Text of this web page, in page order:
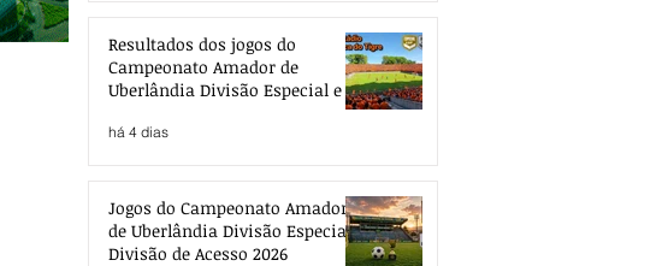
Resultados dos jogos do
Campeonato Amador de
Uberlândia Divisão Especial e de
há 4 dias
Jogos do Campeonato Amador
de Uberlândia Divisão Especial e
Divisão de Acesso 2026